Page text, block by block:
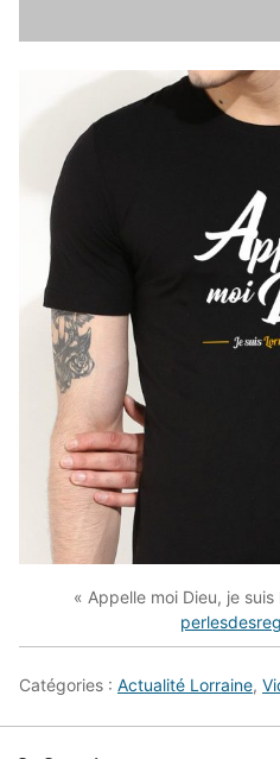
« Appelle moi Dieu, je
Catégories : Actualité Lorraine,